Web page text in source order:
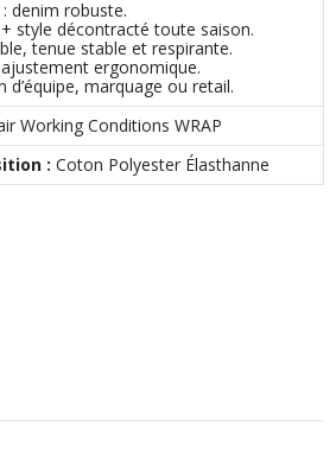
denim robuste.
style décontracté toute saison.
tenue stable et respirante.
ergonomique.
marquage ou retail.
Working Conditions WRAP
: Coton Polyester Élasthanne